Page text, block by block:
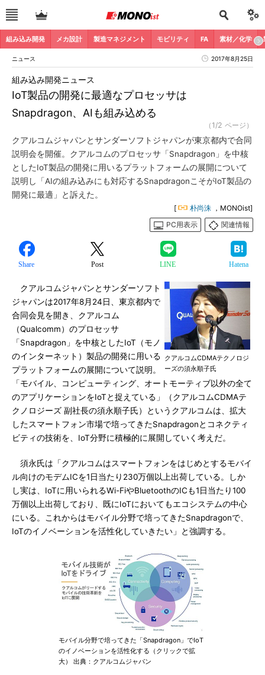
組み込み開発 メカ設計 製造マネジメント モビリティ FA 素材／化学
ニュース 2017年8月25日
IoT製品の開発に最適なプロセッサは
Snapdragon、AIも組み込める
組み込み開発ニュース
（1/2 ページ）
クアルコムジャパンとサンダーソフトジャパンが東京都内で合同
説明会を開催。クアルコムのプロセッサ「Snapdragon」を中核
としたIoT製品の開発に用いるプラットフォームの展開について
説明し「AIの組み込みにも対応するSnapdragonこそがIoT製品の
開発に最適」と訴えた。
[ 朴尚洙 ，MONOist]
PC用表示
関連情報
Share Post LINE Hatena
クアルコムCDMAテクノロジ
ーズの須永順子氏
クアルコムジャパンとサンダーソフト
ジャパンは2017年8月24日、東京都内で
合同会見を開き、クアルコム
（Qualcomm）のプロセッサ
「Snapdragon」を中核としたIoT（モノ
のインターネット）製品の開発に用いる
プラットフォームの展開について説明。
「モバイル、コンピューティング、オートモーティブ以外の全て
のアプリケーションをIoTと捉えている」（クアルコムCDMAテ
クノロジーズ 副社長の須永順子氏）というクアルコムは、拡大
したスマートフォン市場で培ってきたSnapdragonとコネクティ
ビティの技術を、IoT分野に積極的に展開していく考えだ。
須永氏は「クアルコムはスマートフォンをはじめとするモバイ
ル向けのモデムICを1日当たり230万個以上出荷している。しか
し実は、IoTに用いられるWi-FiやBluetoothのICも1日当たり100
万個以上出荷しており、既にIoTにおいてもエコシステムの中心
にいる。これからはモバイル分野で培ってきたSnapdragonで、
IoTのイノベーションを活性化していきたい」と強調する。
モバイル分野で培ってきた「Snapdragon」でIoT
のイノベーションを活性化する（クリックで拡
大） 出典：クアルコムジャパン